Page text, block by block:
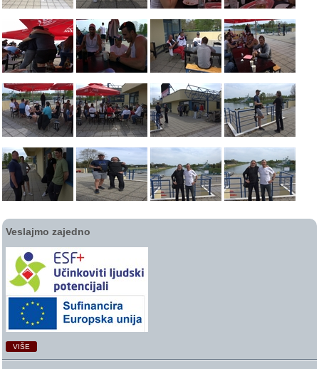
Veslajmo zajedno
VIŠE